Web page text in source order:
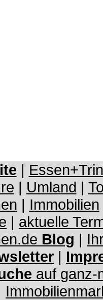
|
| Umland |
| Immobilien
| aktuelle
Blog |
|
auf ganz-